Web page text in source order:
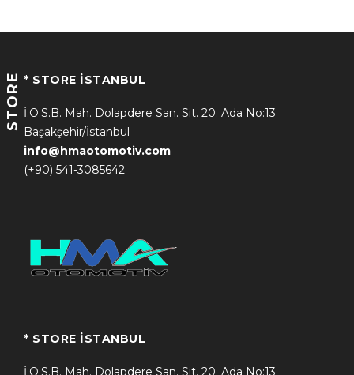
STORE * STORE İSTANBUL
İ.O.S.B. Mah. Dolapdere San. Sit. 20. Ada No:13
Başakşehir/İstanbul
info@hmaotomotiv.com
(+90) 541-3085642
* STORE İSTANBUL
İ.O.S.B. Mah. Dolapdere San. Sit. 20. Ada No:13